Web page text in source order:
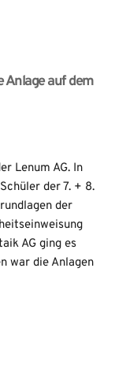
Anlage auf dem
Lenum AG. In
der 7. + 8.
der
AG ging es
war die Anlagen